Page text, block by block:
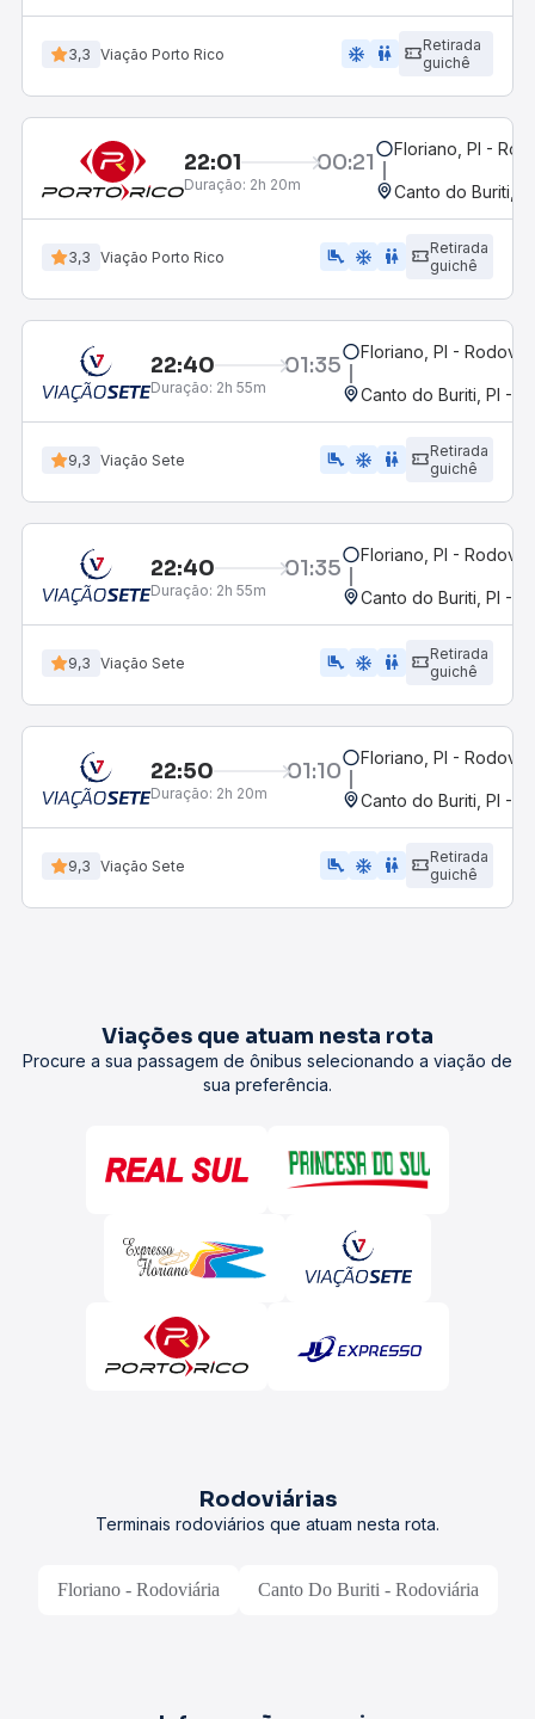
3,3 Viação Porto Rico ac_unit wc
Retirada
guichê
22:01 00:21
Duração: 2h 20m
Floriano, PI -
Canto do Buriti,
3,3 Viação Porto Rico airline_seat_legroom_extra ac_unit wc
Retirada
guichê
22:40 01:35
Duração: 2h 55m
Floriano, PI -
Canto do Buriti, PI -
9,3 Viação Sete airline_seat_legroom_extra ac_unit WC
Retirada
guichê
22:40 01:35
Duração: 2h 55m
Floriano, PI -
Canto do Buriti, PI -
9,3 Viação Sete airline_seat_legroom_extra ac_unit wc
Retirada
guichê
22:50 01:10
Duração: 2h 20m
Floriano, PI -
Canto do Buriti, PI -
9,3 Viação Sete airline_seat_legroom_extra ac_unit WC
Retirada
guichê
Viações que atuam nesta rota
Procure a sua passagem de ônibus selecionando a viação de
sua preferência.
Rodoviárias
Terminais rodoviários que atuam nesta rota.
Floriano - Rodoviária Canto Do Buriti - Rodoviária